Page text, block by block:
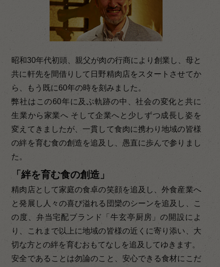
昭和30年代初頭、親父が肉の行商により創業し、母と
共に軒先を間借りして日野精肉店をスタートさせてか
ら、もう既に60年の時を刻みました。
弊社はこの60年に及ぶ軌跡の中、社会の変化と共に
生業から家業へ そして企業へと少しずつ成長し姿を
変えてきましたが、一貫して食肉に携わり地域の皆様
の絆を育む食の創造を追及し、愚直に歩んで参りまし
た。
「絆を育む食の創造」
精肉店として家庭の食卓の笑顔を追及し、外食産業へ
と発展し人々の喜び溢れる団欒のシーンを追及し、こ
の度、弁当宅配ブランド「牛玄亭厨房」の開設によ
り、これまで以上に地域の皆様の近くに寄り添い、大
切な方との絆を育むおもてなしを追及してゆきます。
安全であることは勿論のこと、安心できる食材にこだ